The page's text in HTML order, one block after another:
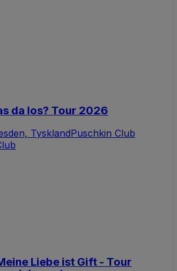
da los? Tour 2026
TysklandPuschkin Club
Liebe ist Gift - Tour